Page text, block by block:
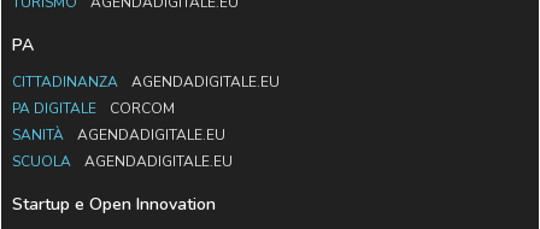
PA
CITTADINANZA
AGENDADIGITALE.EU
PA DIGITALE
CORCOM
SANITÀ
AGENDADIGITALE.EU
SCUOLA
AGENDADIGITALE.EU
Startup e Open Innovation